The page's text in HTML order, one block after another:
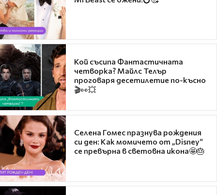
Кой съсипа Фантастичната
четворка? Майлс Телър
проговаря десетилетие по-късно
🎬👀💥
Селена Гомес празнува рождения
си ден: Как момичето от „Disney“
се превърна в световна икона🤩🎂